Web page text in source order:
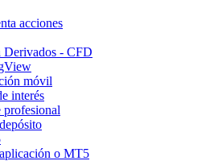
acciones
Derivados - CFD
móvil
interés
profesional
o MT5